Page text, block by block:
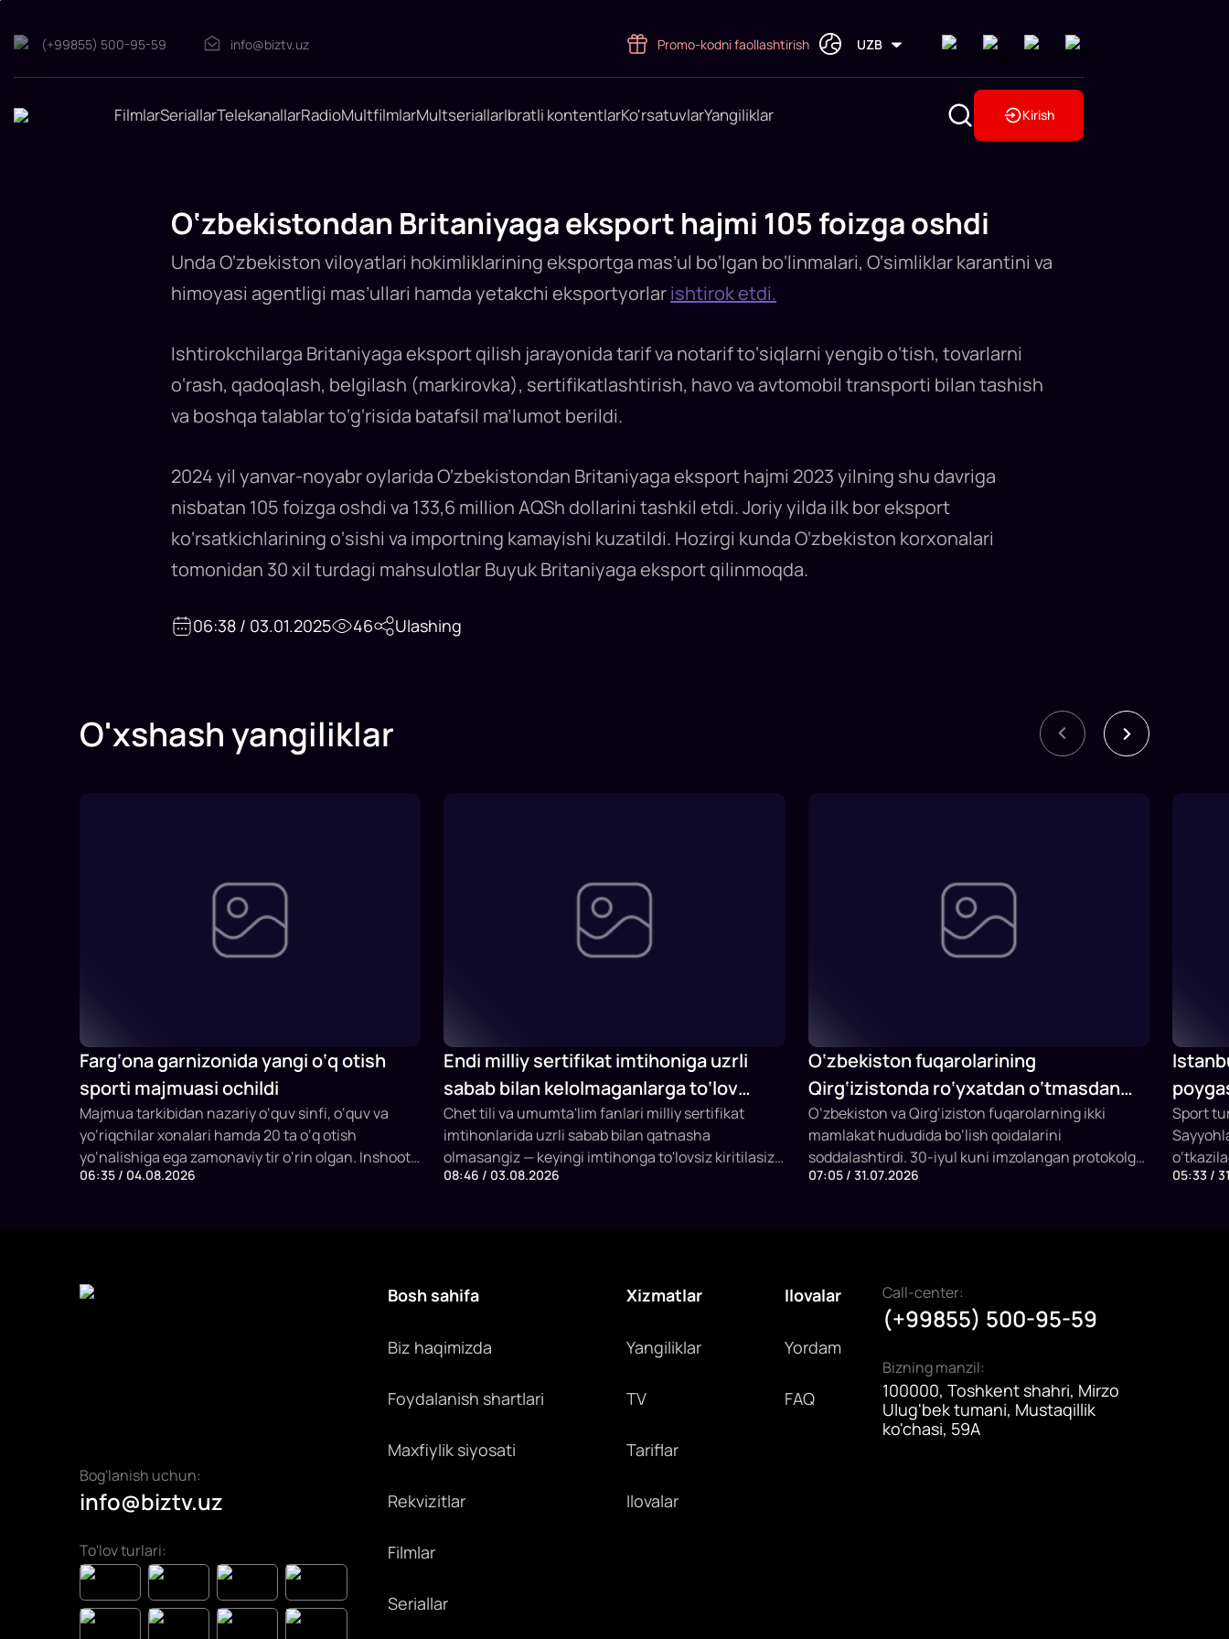
Britaniyaga
eksport
(+99855) 500-95-59 info@biztv.uz Promo-kodni faollashtirish UZB
FilmlarSeriallarTelekanallarRadioMultfilmlarMultseriallarIbratli kontentlarKo'rsatuvlarYangiliklar Kirish
O‘zbekistondan Britaniyaga eksport hajmi 105 foizga oshdi
Unda O‘zbekiston viloyatlari hokimliklarining eksportga mas’ul bo‘lgan bo‘linmalari, O‘simliklar karantini va
himoyasi agentligi mas’ullari hamda yetakchi eksportyorlarishtirok etdi.
Ishtirokchilarga Britaniyaga eksport qilish jarayonida tarif va notarif to‘siqlarni yengib o‘tish, tovarlarni
o‘rash, qadoqlash, belgilash (markirovka), sertifikatlashtirish, havo va avtomobil transporti bilan tashish
va boshqa talablar to‘g‘risida batafsil ma’lumot berildi.
2024 yil yanvar-noyabr oylarida O‘zbekistondan Britaniyaga eksport hajmi 2023 yilning shu davriga
nisbatan 105 foizga oshdi va 133,6 million AQSh dollarini tashkil etdi. Joriy yilda ilk bor eksport
ko‘rsatkichlarining o‘sishi va importning kamayishi kuzatildi. Hozirgi kunda O‘zbekiston korxonalari
tomonidan 30 xil turdagi mahsulotlar Buyuk Britaniyaga eksport qilinmoqda.
06:38 / 03.01.2025 46 Ulashing
O'xshash yangiliklar
Farg‘ona garnizonida yangi o‘q otish
sporti majmuasi ochildi
Majmua tarkibidan nazariy o‘quv sinfi, o‘quv va
yo‘riqchilar xonalari hamda 20 ta o‘q otish
yo‘nalishiga ega zamonaviy tir o‘rin olgan. Inshoot
bir vaqtning o‘zida 20 nafargacha sportchi va
06:35 / 04.08.2026
Endi milliy sertifikat imtihoniga uzrli
sabab bilan kelolmaganlarga to‘lov
qaytariladi
Chet tili va umumta'lim fanlari milliy sertifikat
imtihonlarida uzrli sabab bilan qatnasha
olmasangiz — keyingi imtihonga to'lovsiz kiritilasiz
yoki to'lovingiz qaytariladi.
08:46 / 03.08.2026
O‘zbekiston fuqarolarining
Qirg‘izistonda ro‘yxatdan o‘tmasdan
bo‘lish muddati 15 kungacha uzaytirildi
O‘zbekiston va Qirg‘iziston fuqarolarning ikki
mamlakat hududida bo‘lish qoidalarini
soddalashtirdi. 30-iyul kuni imzolangan protokolga
muvofiq, ikki davlat fuqarolari qo‘shni mamlakat
07:05 / 31.07.2026
Sport
05:33 /
Bog'lanish uchun:
info@biztv.uz
To'lov turlari:
Bosh sahifa
Biz haqimizda
Foydalanish shartlari
Maxfiylik siyosati
Rekvizitlar
Filmlar
Seriallar
Xizmatlar
Yangiliklar
TV
Tariflar
Ilovalar
Ilovalar
Yordam
FAQ
Call-center:
(+99855) 500-95-59
Bizning manzil:
100000, Toshkent shahri, Mirzo
Ulug'bek tumani, Mustaqillik
ko'chasi, 59A